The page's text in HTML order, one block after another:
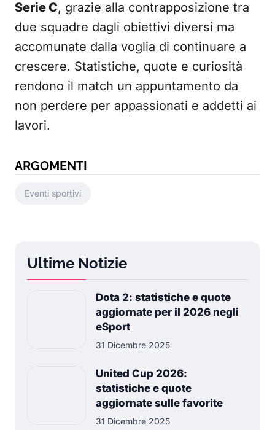
Serie C, grazie alla contrapposizione tra
due squadre dagli obiettivi diversi ma
accomunate dalla voglia di continuare a
crescere. Statistiche, quote e curiosità
rendono il match un appuntamento da
non perdere per appassionati e addetti ai
lavori.
ARGOMENTI
Eventi sportivi
Ultime Notizie
Dota 2: statistiche e quote
aggiornate per il 2026 negli
eSport
31 Dicembre 2025
United Cup 2026:
statistiche e quote
aggiornate sulle favorite
31 Dicembre 2025